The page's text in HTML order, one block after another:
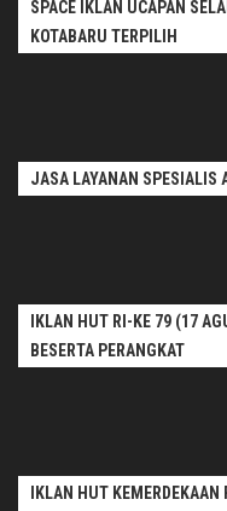
SPACE IKLAN UCAPAN
KOTABARU TERPILIH
JASA LAYANAN SPESIALIS
IKLAN HUT RI-KE 79 (17
BESERTA PERANGKAT
IKLAN HUT